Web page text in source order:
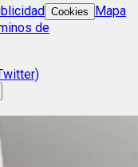
Cookies
Mapa
de